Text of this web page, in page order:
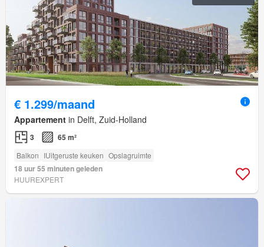
€ 1.299/maand
Appartement in Delft, Zuid-Holland
3 65 m²
Balkon IUitgeruste keuken Opslagruimte
18 uur 55 minuten geleden
HUUREXPERT